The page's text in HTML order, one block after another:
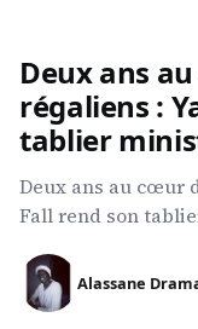
Deux ans
régaliens :
tablier
Deux ans au cœur
Fall rend son
Alassane